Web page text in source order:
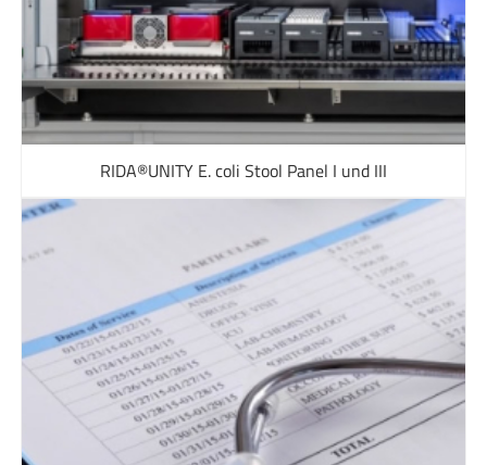
RIDA®UNITY E. coli Stool Panel I und III